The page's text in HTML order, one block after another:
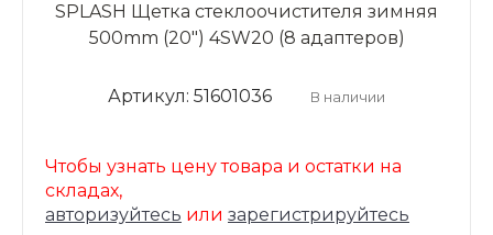
SPLASH Щетка стеклоочистителя зимняя
500mm (20") 4SW20 (8 адаптеров)
Артикул: 51601036 В наличии
Чтобы узнать цену товара и остатки на
складах,
авторизуйтесь или зарегистрируйтесь